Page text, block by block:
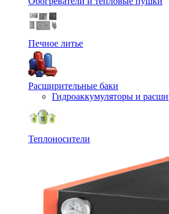
Печное литье
Расширительные баки
Гидроаккумуляторы и
Теплоносители